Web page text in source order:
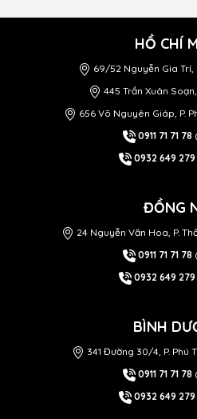
HỒ CHÍ
69/52 Nguyễn Gia Trí,
445 Trần Xuân Soạn,
656 Võ Nguyên Giáp, P.
0911 71 71 78
0932 649 279
ĐỒNG
24 Nguyễn Văn Hoa, P.
0911 71 71 78
0932 649 279
BÌNH
341 Đường 30/4, P. Phú
0911 71 71 78
0932 649 279